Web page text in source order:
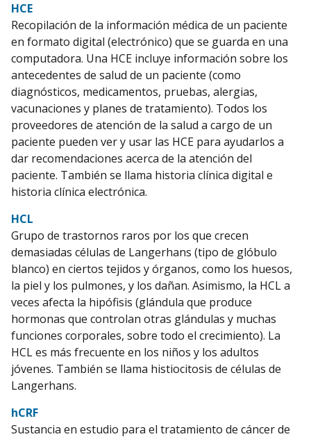
HCE
Recopilación de la información médica de un paciente
en formato digital (electrónico) que se guarda en una
computadora. Una HCE incluye información sobre los
antecedentes de salud de un paciente (como
diagnósticos, medicamentos, pruebas, alergias,
vacunaciones y planes de tratamiento). Todos los
proveedores de atención de la salud a cargo de un
paciente pueden ver y usar las HCE para ayudarlos a
dar recomendaciones acerca de la atención del
paciente. También se llama historia clínica digital e
historia clínica electrónica.
HCL
Grupo de trastornos raros por los que crecen
demasiadas células de Langerhans (tipo de glóbulo
blanco) en ciertos tejidos y órganos, como los huesos,
la piel y los pulmones, y los dañan. Asimismo, la HCL a
veces afecta la hipófisis (glándula que produce
hormonas que controlan otras glándulas y muchas
funciones corporales, sobre todo el crecimiento). La
HCL es más frecuente en los niños y los adultos
jóvenes. También se llama histiocitosis de células de
Langerhans.
hCRF
Sustancia en estudio para el tratamiento de cáncer de